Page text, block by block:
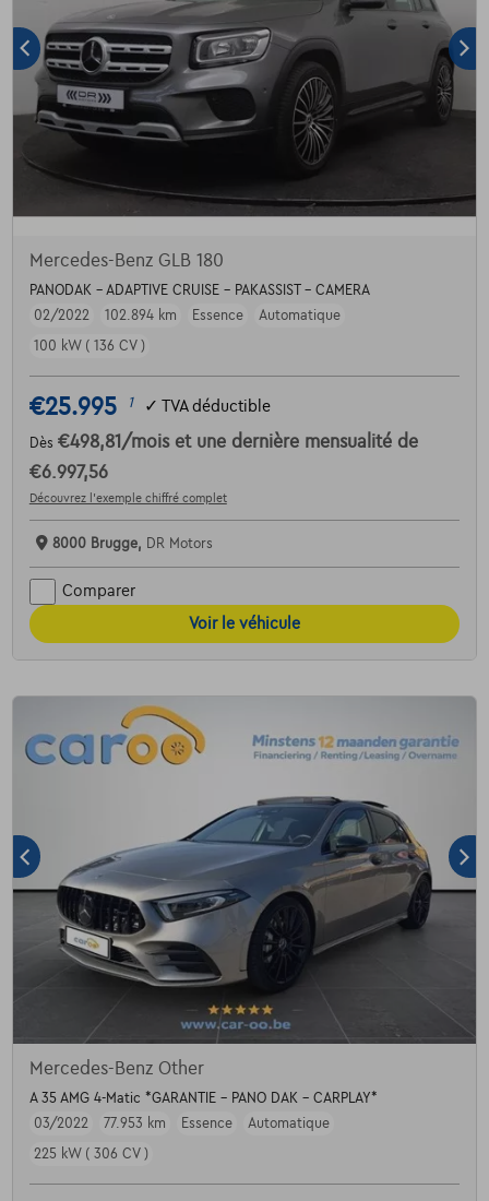
Mercedes-Benz GLB 180
PANODAK - ADAPTIVE CRUISE - PAKASSIST - CAMERA
02/2022
102.894 km Essence
Automatique
100 kW ( 136 CV )
€25.995 1 ✓ TVA déductible
Dès €498,81 /mois et une dernière mensualité de
€6.997,56
Découvrez l’exemple chiffré complet
8000 Brugge, DR Motors
Comparer
Voir le véhicule
Mercedes-Benz Other
A 35 AMG 4-Matic *GARANTIE - PANO DAK - CARPLAY*
03/2022
77.953 km Essence
Automatique
225 kW ( 306 CV )